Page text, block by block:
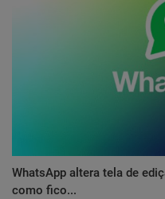
WhatsApp altera tela de
como fico...